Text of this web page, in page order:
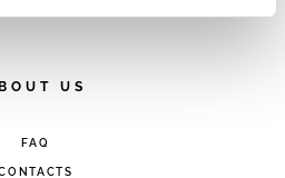
nel footer.
US
FAQ